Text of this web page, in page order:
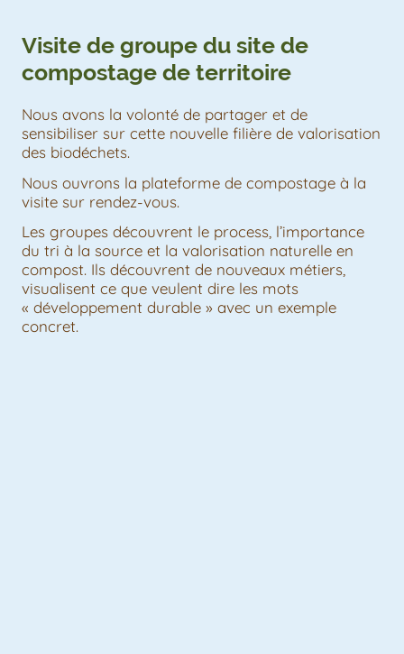
Visite de groupe du site de
compostage de territoire
Nous avons la volonté de partager et de
sensibiliser sur cette nouvelle filière de valorisation
des biodéchets.
Nous ouvrons la plateforme de compostage à la
visite sur rendez-vous.
Les groupes découvrent le process, l’importance
du tri à la source et la valorisation naturelle en
compost. Ils découvrent de nouveaux métiers,
visualisent ce que veulent dire les mots
« développement durable » avec un exemple
concret.